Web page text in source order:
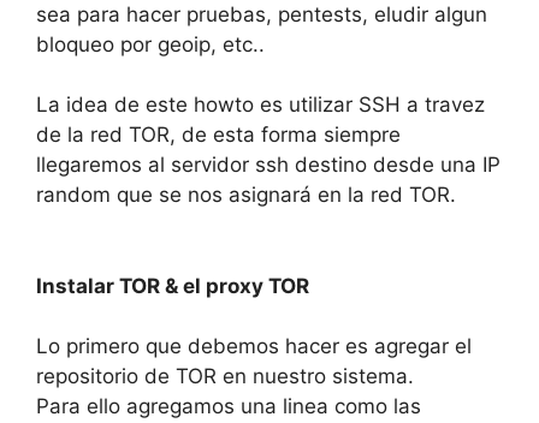
sea para hacer pruebas, pentests, eludir algun
bloqueo por geoip, etc..
La idea de este howto es utilizar SSH a travez
de la red TOR, de esta forma siempre
llegaremos al servidor ssh destino desde una IP
random que se nos asignará en la red TOR.
Instalar TOR & el proxy TOR
Lo primero que debemos hacer es agregar el
repositorio de TOR en nuestro sistema.
Para ello agregamos una linea como las